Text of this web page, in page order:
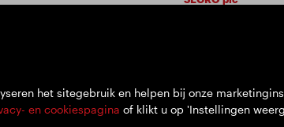
het sitegebruik en helpen bij onze
en cookiespagina of klikt u op 'Instellingen